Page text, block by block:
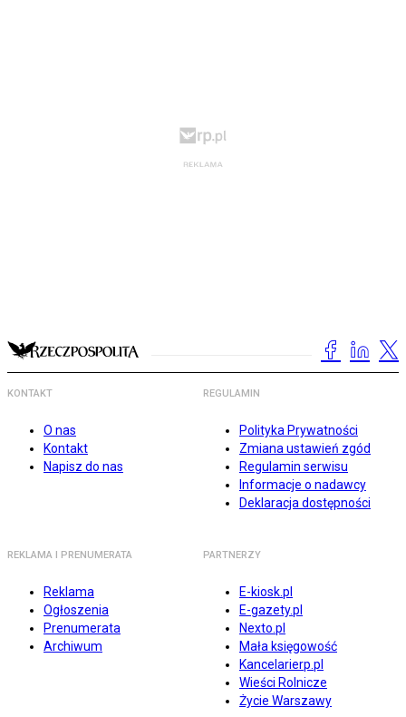
KONTAKT
O nas
Kontakt
Napisz do nas
REGULAMIN
Polityka Prywatności
Zmiana ustawień zgód
Regulamin serwisu
Informacje o nadawcy
Deklaracja dostępności
REKLAMA I PRENUMERATA
Reklama
Ogłoszenia
Prenumerata
Archiwum
PARTNERZY
E-kiosk.pl
E-gazety.pl
Nexto.pl
Mała księgowość
Kancelarierp.pl
Wieści Rolnicze
Życie Warszawy